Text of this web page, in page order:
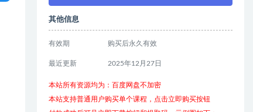
其他信息
有效期 购买后永久有效
最近更新 2025年12月27日
本站所有资源均为：百度网盘不加密
本站支持普通用户购买单个课程，点击立即购买按钮